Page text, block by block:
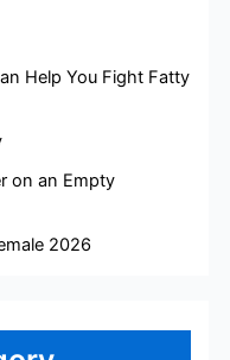
Help You Fight Fatty
on an Empty
2026